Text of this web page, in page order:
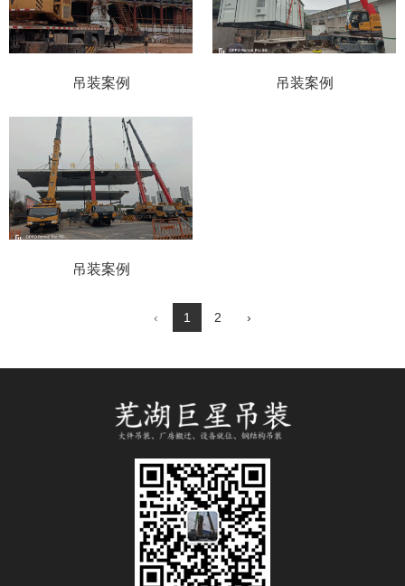
吊装案例 吊装案例
吊装案例
‹ 1 2 ›